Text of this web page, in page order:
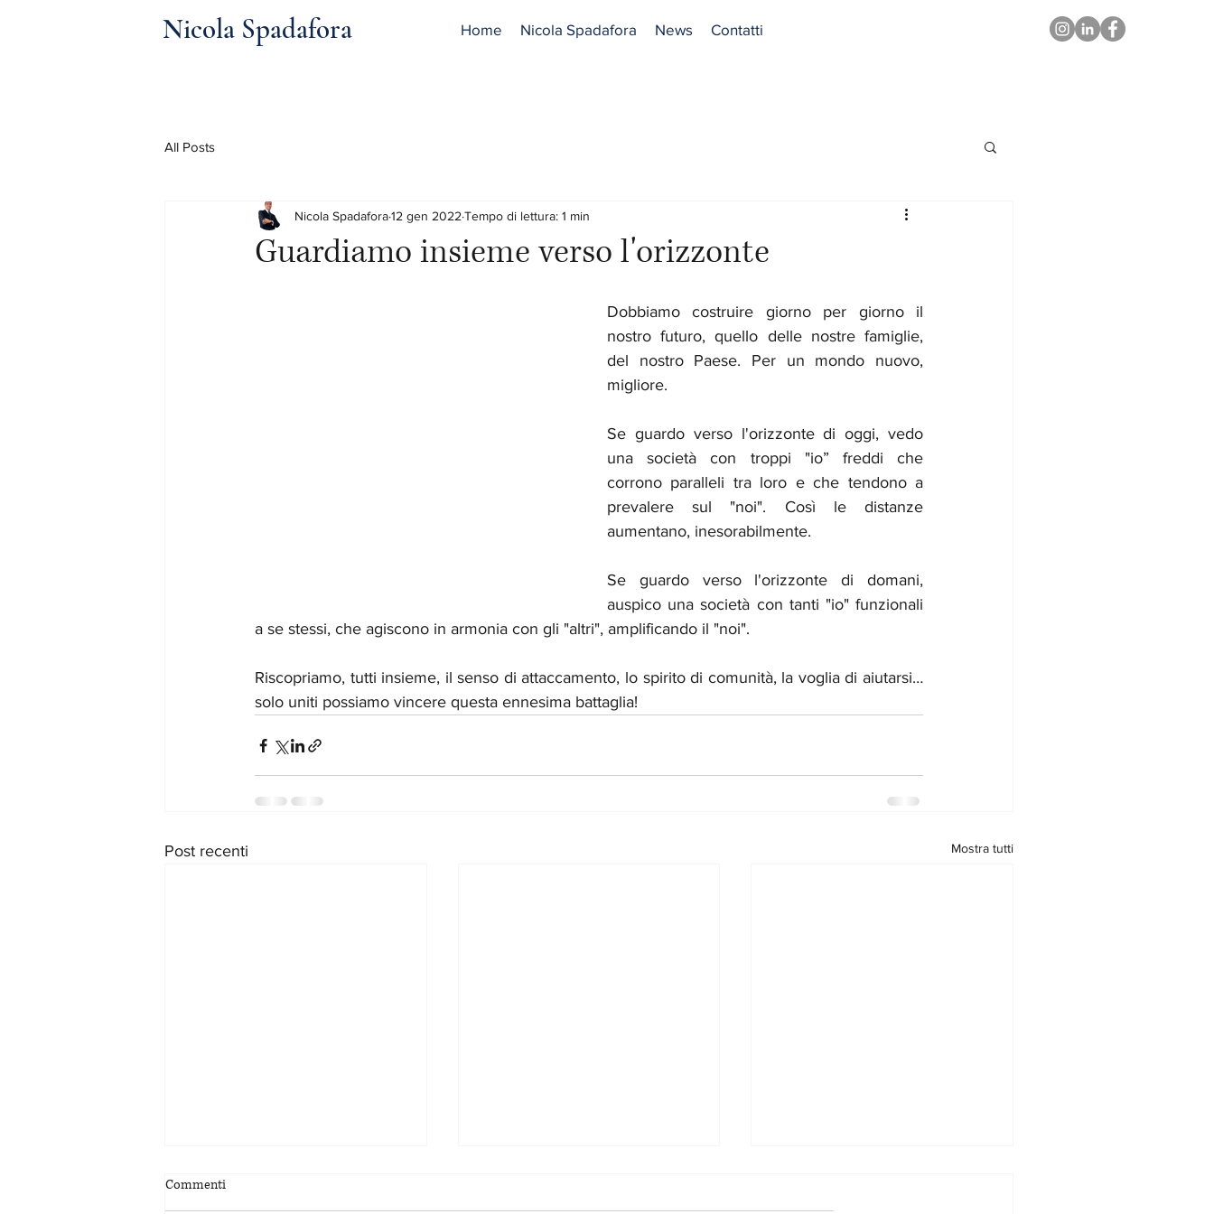
Nicola Spadafora Home Nicola Spadafora News Contatti
All Posts
Guardiamo insieme verso l'orizzonte
Nicola Spadafora12 gen 2022 Tempo di lettura: 1 min
Dobbiamo costruire giorno per giorno il
nostro futuro, quello delle nostre famiglie,
del nostro Paese. Per un mondo nuovo,
migliore.
Se guardo verso l'orizzonte di oggi, vedo
una società con troppi "io” freddi che
corrono paralleli tra loro e che tendono a
prevalere sul "noi". Così le distanze
aumentano, inesorabilmente.
Se guardo verso l'orizzonte di domani,
auspico una società con tanti "io" funzionali
a se stessi, che agiscono in armonia con gli "altri", amplificando il "noi".
Riscopriamo, tutti insieme, il senso di attaccamento, lo spirito di comunità, la voglia di aiutarsi…
solo uniti possiamo vincere questa ennesima battaglia!
Post recenti Mostra tutti
Commenti